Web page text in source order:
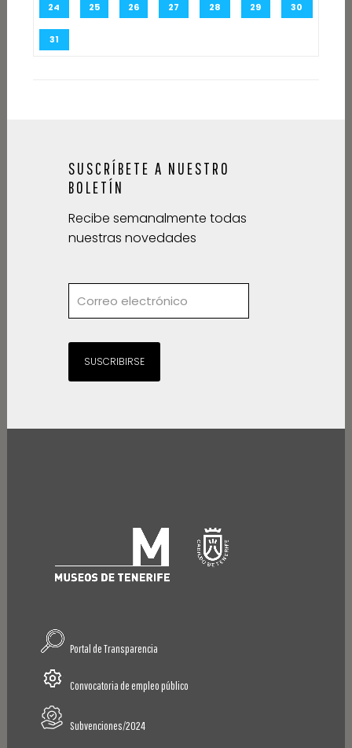
24 25 26 27 28 29 30
31
SUSCRÍBETE A NUESTRO
BOLETÍN
Recibe semanalmente todas
nuestras novedades
SUSCRIBIRSE
Portal de Transparencia
Convocatoria de empleo público
Subvenciones/2024